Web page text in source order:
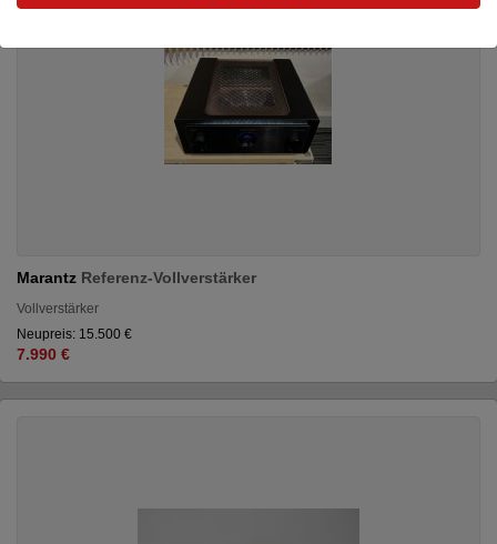
Marantz Referenz-Vollverstärker
Vollverstärker
Neupreis: 15.500 €
7.990 €